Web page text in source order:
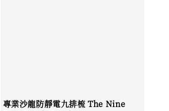
專業沙龍防靜電九排梳 The Nine